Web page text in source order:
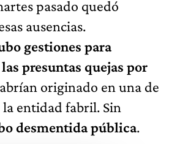
pasado quedó
ausencias.
gestiones para
presuntas quejas por
originado en una de
entidad fabril. Sin
desmentida pública.